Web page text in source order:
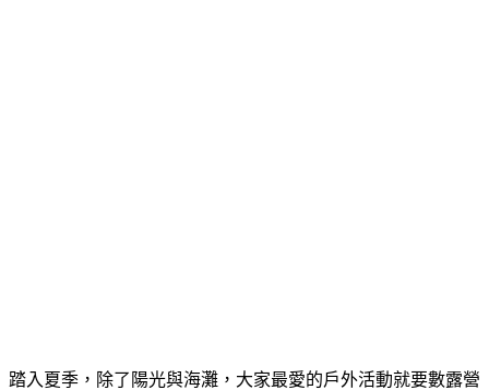
踏入夏季，除了陽光與海灘，大家最愛的戶外活動就要數露營